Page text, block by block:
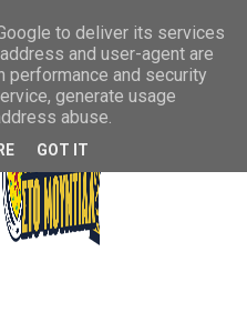
to deliver its services
and user-agent are
performance and security
generate usage
abuse.
GOT IT